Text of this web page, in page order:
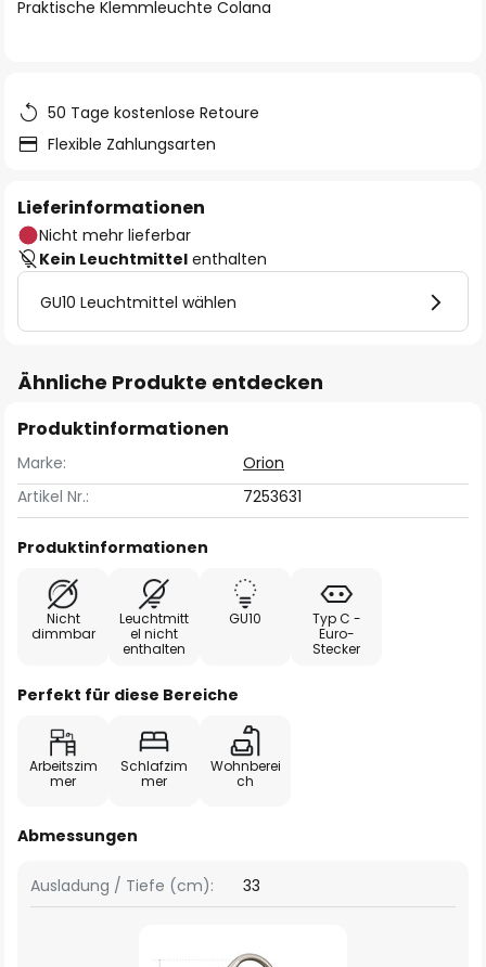
Praktische Klemmleuchte Colana
50 Tage kostenlose Retoure
Flexible Zahlungsarten
Lieferinformationen
Nicht mehr lieferbar
Kein Leuchtmittel enthalten
GU10 Leuchtmittel wählen
Ähnliche Produkte entdecken
Produktinformationen
Marke:
Orion
Artikel Nr.:
7253631
Produktinformationen
Nicht
dimmbar
Leuchtmitt
el nicht
enthalten
GU10
Typ C -
Euro-
Stecker
Perfekt für diese Bereiche
Arbeitszim
mer
Schlafzim
mer
Wohnberei
ch
Abmessungen
Ausladung / Tiefe (cm): 33